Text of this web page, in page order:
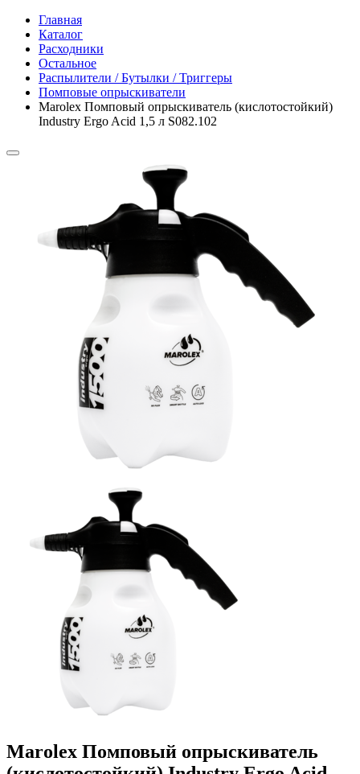
Главная
Каталог
Расходники
Остальное
Распылители / Бутылки / Триггеры
Помповые опрыскиватели
Marolex Помповый опрыскиватель (кислотостойкий)
Industry Ergo Acid 1,5 л S082.102
Marolex Помповый опрыскиватель